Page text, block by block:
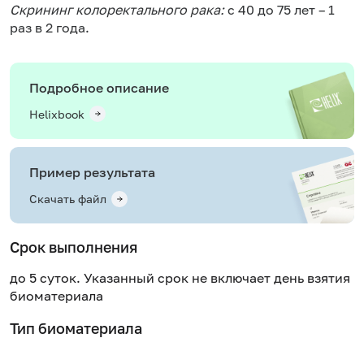
Скрининг колоректального рака:с 40 до 75 лет – 1
раз в 2 года.
Подробное описание
Helixbook
Пример результата
Скачать файл
Срок выполнения
до 5 суток. Указанный срок не включает день взятия
биоматериала
Тип биоматериала